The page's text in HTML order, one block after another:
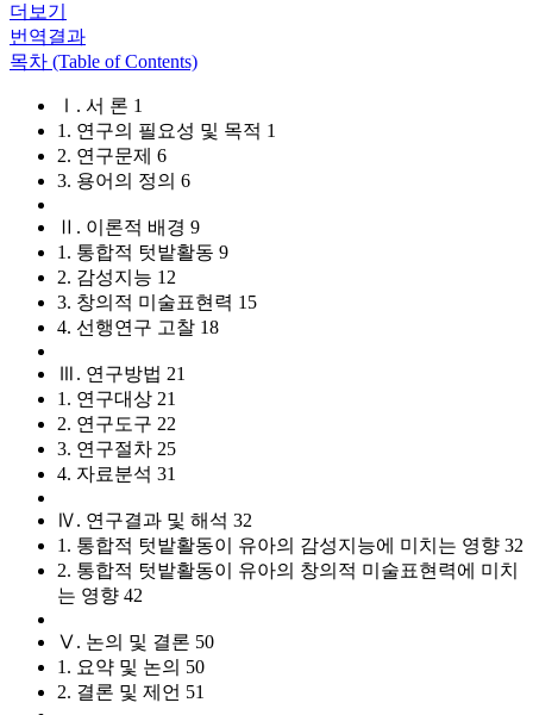
더보기
번역결과
목차 (Table of Contents)
Ⅰ. 서 론 1
1. 연구의 필요성 및 목적 1
2. 연구문제 6
3. 용어의 정의 6
Ⅱ. 이론적 배경 9
1. 통합적 텃밭활동 9
2. 감성지능 12
3. 창의적 미술표현력 15
4. 선행연구 고찰 18
Ⅲ. 연구방법 21
1. 연구대상 21
2. 연구도구 22
3. 연구절차 25
4. 자료분석 31
Ⅳ. 연구결과 및 해석 32
1. 통합적 텃밭활동이 유아의 감성지능에 미치는 영향 32
2. 통합적 텃밭활동이 유아의 창의적 미술표현력에 미치
는 영향 42
Ⅴ. 논의 및 결론 50
1. 요약 및 논의 50
2. 결론 및 제언 51